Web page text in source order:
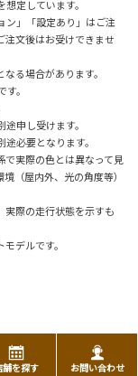
定しています。
ン」「設定あり」はご注
注文後はお受けできませ
る場合があります。
。
申し受けます。
必要となります。
実際の色とは異なって見
（屋内外、光の角度等）
際の走行状態を示すも
デルです。
舗を探す お問い合わせ